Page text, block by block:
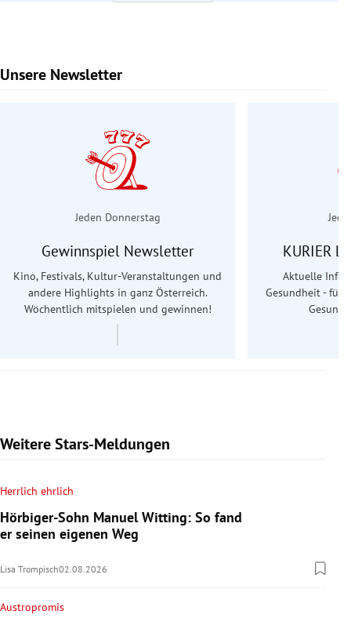
Unsere Newsletter
Slide 1 von 6
Jeden Donnerstag
Gewinnspiel Newsletter
Kino, Festivals, Kultur-Veranstaltungen und
andere Highlights in ganz Österreich.
Wöchentlich mitspielen und gewinnen!
KURIER
Aktuelle
Gesundheit - für
Weitere Stars-Meldungen
Herrlich ehrlich
Hörbiger-Sohn Manuel Witting: So fand
er seinen eigenen Weg
Lisa Trompisch02.08.2026
Austropromis